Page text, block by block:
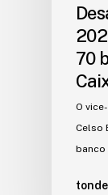
70
O
Celso
banco